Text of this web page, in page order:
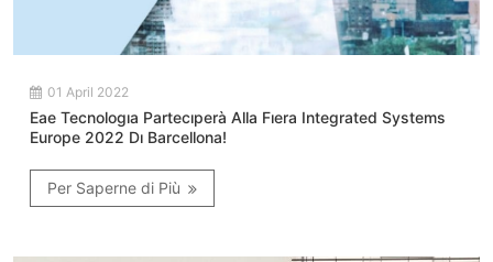
01 April 2022
Eae Tecnologıa Partecıperà Alla Fıera Integrated Systems
Europe 2022 Dı Barcellona!
Per Saperne di Più